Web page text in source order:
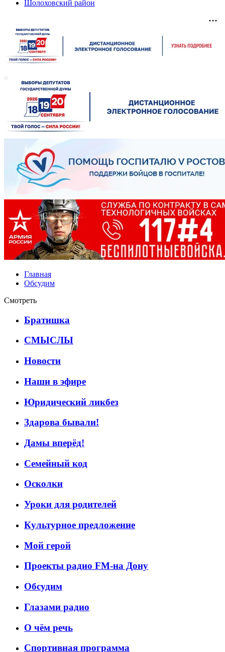
Шолоховский район
Главная
Обсудим
Смотреть
Братишка
СМЫСЛЫ
Новости
Наши в эфире
Юридический ликбез
Здарова бывали!
Дамы вперёд!
Семейный код
Осколки
Уроки для родителей
Культурное предложение
Мой герой
Проекты радио FM-на Дону
Обсудим
Глазами радио
О чём речь
Спортивная программа